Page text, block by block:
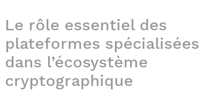
Le rôle essentiel des
plateformes spécialisées
dans l’écosystème
cryptographique